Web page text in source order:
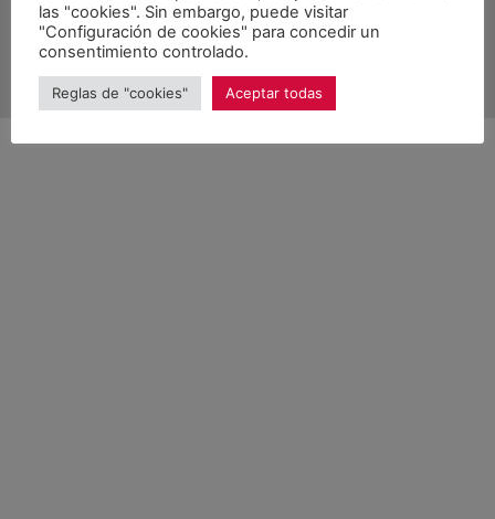
las "cookies". Sin embargo, puede visitar
"Configuración de cookies" para concedir un
consentimiento controlado.
Reglas de "cookies" Aceptar todas